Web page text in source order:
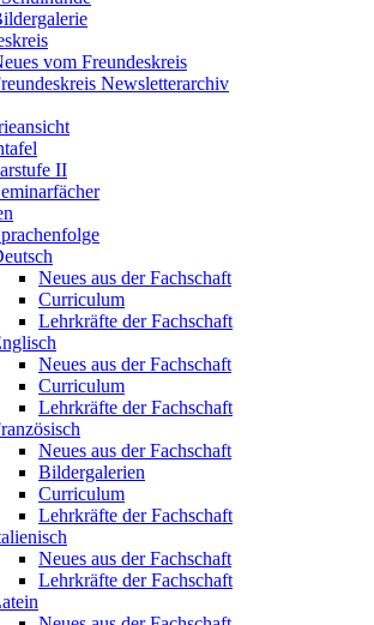
vom Freundeskreis
Newsletterarchiv
II
Neues aus der Fachschaft
Curriculum
Lehrkräfte der Fachschaft
Neues aus der Fachschaft
Curriculum
Lehrkräfte der Fachschaft
Neues aus der Fachschaft
Bildergalerien
Curriculum
Lehrkräfte der Fachschaft
Neues aus der Fachschaft
Lehrkräfte der Fachschaft